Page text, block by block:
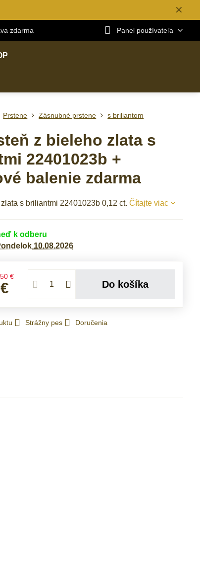
✕
zdarma Panel používateľa
Prstene Zásnubné prstene s briliantom
z bieleho zlata s
22401023b +
balenie zdarma
s briliantmi 22401023b 0,12 ct.Čítajte viac
k odberu
10.08.2026
€
Do košíka
Strážny pes Doručenia